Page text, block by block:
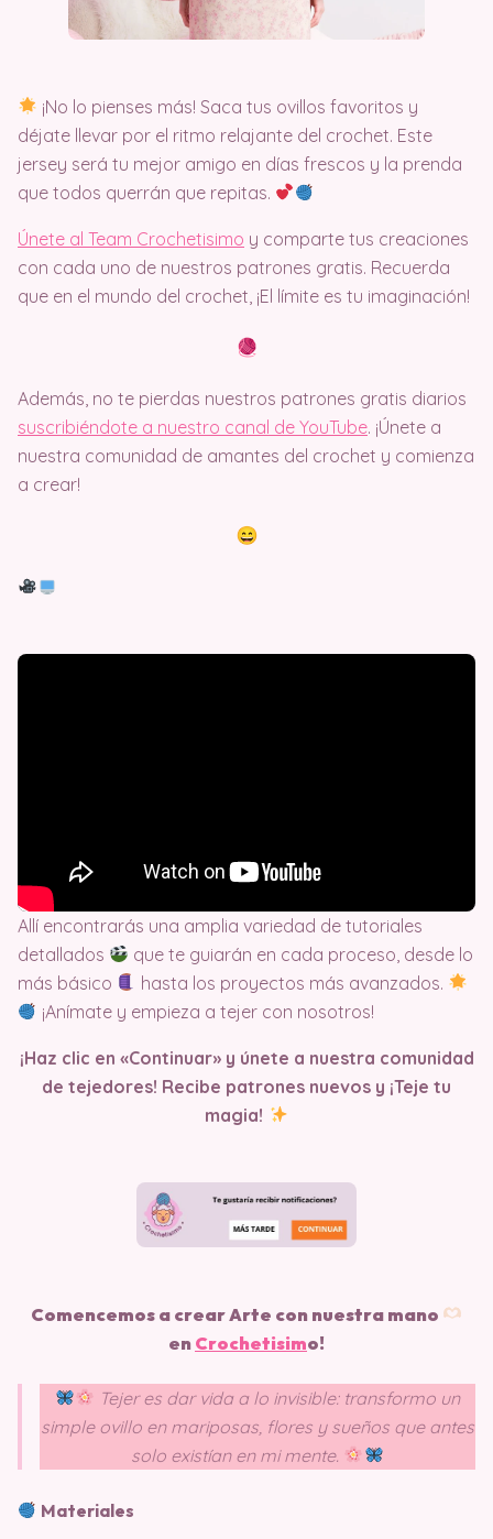
¡No lo pienses más! Saca tus ovillos favoritos y
déjate llevar por el ritmo relajante del crochet. Este
jersey será tu mejor amigo en días frescos y la prenda
que todos querrán que repitas.
Únete al Team Crochetisimo y comparte tus creaciones
con cada uno de nuestros patrones gratis. Recuerda
que en el mundo del crochet, ¡El límite es tu imaginación!
Además, no te pierdas nuestros patrones gratis diarios
suscribiéndote a nuestro canal de YouTube. ¡Únete a
nuestra comunidad de amantes del crochet y comienza
a crear!
Allí encontrarás una amplia variedad de tutoriales
detallados
que te guiarán en cada proceso, desde lo
más básico
hasta los proyectos más avanzados.
¡Anímate y empieza a tejer con nosotros!
¡Haz clic en «Continuar» y únete a nuestra comunidad
de tejedores! Recibe patrones nuevos y ¡Teje tu
magia!
Comencemos a crear Arte con nuestra mano
en Crochetisimo!
Tejer es dar vida a lo invisible: transformo un
simple ovillo en mariposas, flores y sueños que antes
solo existían en mi mente.
Materiales